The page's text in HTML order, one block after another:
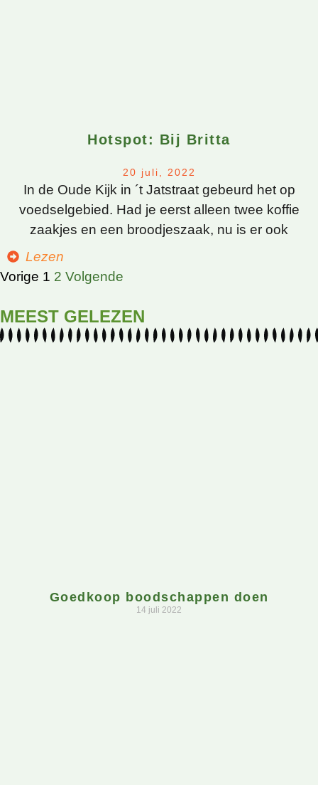
Hotspot: Bij Britta
20 juli, 2022
In de Oude Kijk in ´t Jatstraat gebeurd het op
voedselgebied. Had je eerst alleen twee koffie
zaakjes en een broodjeszaak, nu is er ook
Lezen
Vorige 1 2 Volgende
MEEST GELEZEN
Goedkoop boodschappen doen
14 juli 2022